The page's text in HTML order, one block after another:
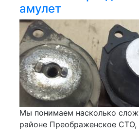
амулет
Мы понимаем насколько
районе Преображенское СТО,